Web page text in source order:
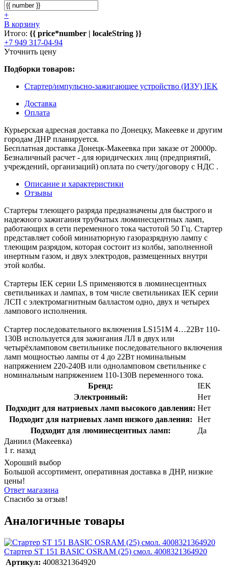
+
В корзину
Итого: {{ price*number | localeString }}
+7 949 317-04-94
Уточнить цену
Подборки товаров:
Стартер/импульсно-зажигающее устройство (ИЗУ) IEK
Доставка
Оплата
Курьерская адресная доставка по Донецку, Макеевке и другим
городам ДНР планируется.
Бесплатная доставка Донецк-Макеевка при заказе от 20000р.
Безналичный расчет - для юридических лиц (предприятий,
учреждений, организаций) оплата по счету/договору с НДС .
Описание и характеристики
Отзывы
Стартеры тлеющего разряда предназначены для быстрого и
надежного зажигания трубчатых люминесцентных ламп,
работающих в сети переменного тока частотой 50 Гц. Стартер
представляет собой миниатюрную газоразрядную лампу с
тлеющим разрядом, которая состоит из колбы, заполненной
инертным газом, и двух электродов, размещенных внутри
этой колбы.
Стартеры IEK серии LS применяются в люминесцентных
светильниках и лампах, в том числе светильниках IEK серии
ЛСП с электромагнитным балластом одно, двух и четырех
лампового исполнения.
Стартер последовательного включения LS151M 4…22Вт 110-
130В используется для зажигания ЛЛ в двух или
четырёхламповом светильнике последовательного включения
ламп мощностью лампы от 4 до 22Вт номинальным
напряжением 220-240В или одноламповом светильнике с
номинальным напряжением 110-130В переменного тока.
Бренд:
IEK
Электронный:
Нет
Подходит для натриевых ламп высокого давления: Нет
Подходит для натриевых ламп низкого давления:
Нет
Подходит для люминесцентных ламп:
Да
Даниил (Макеевка)
1 г. назад
Хороший выбор
Большой ассортимент, оперативная доставка в ДНР, низкие
цены!
Ответ магазина
Спасибо за отзыв!
Аналогичные товары
Стартер ST 151 BASIC OSRAM (25) смол. 4008321364920
Артикул: 4008321364920